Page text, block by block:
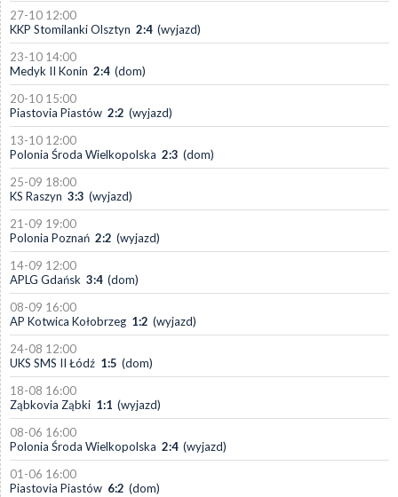
27-10 12:00
KKP Stomilanki Olsztyn 2:4 (wyjazd)
23-10 14:00
Medyk II Konin 2:4 (dom)
20-10 15:00
Piastovia Piastów 2:2 (wyjazd)
13-10 12:00
Polonia Środa Wielkopolska 2:3 (dom)
25-09 18:00
KS Raszyn 3:3 (wyjazd)
21-09 19:00
Polonia Poznań 2:2 (wyjazd)
14-09 12:00
APLG Gdańsk 3:4 (dom)
08-09 16:00
AP Kotwica Kołobrzeg 1:2 (wyjazd)
24-08 12:00
UKS SMS II Łódź 1:5 (dom)
18-08 16:00
Ząbkovia Ząbki 1:1 (wyjazd)
08-06 16:00
Polonia Środa Wielkopolska 2:4 (wyjazd)
01-06 16:00
Piastovia Piastów 6:2 (dom)